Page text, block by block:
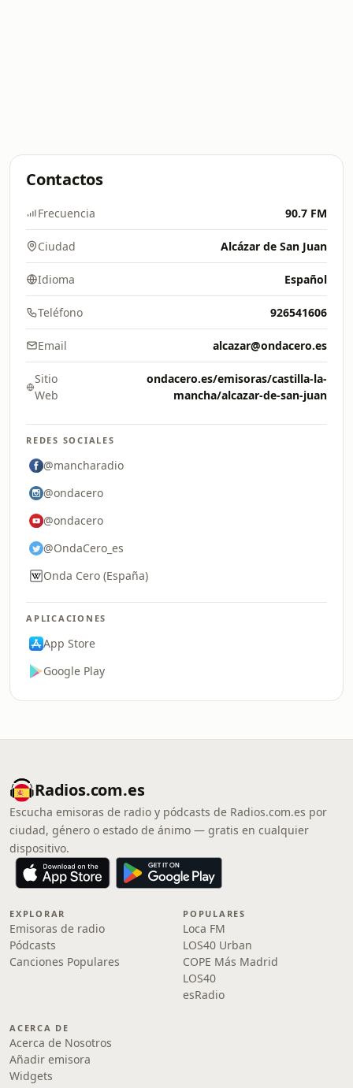
Contactos
Frecuencia 90.7 FM
Ciudad Alcázar de San Juan
Idioma Español
Teléfono 926541606
Email alcazar@ondacero.es
Sitio
Web
ondacero.es/emisoras/castilla-la-
mancha/alcazar-de-san-juan
REDES SOCIALES
@mancharadio
@ondacero
@ondacero
@OndaCero_es
Onda Cero (España)
APLICACIONES
App Store
Google Play
Radios.com.es
Escucha emisoras de radio y pódcasts de Radios.com.es por
ciudad, género o estado de ánimo — gratis en cualquier
dispositivo.
EXPLORAR
Emisoras de radio
Pódcasts
Canciones Populares
POPULARES
Loca FM
LOS40 Urban
COPE Más Madrid
LOS40
esRadio
ACERCA DE
Acerca de Nosotros
Añadir emisora
Widgets